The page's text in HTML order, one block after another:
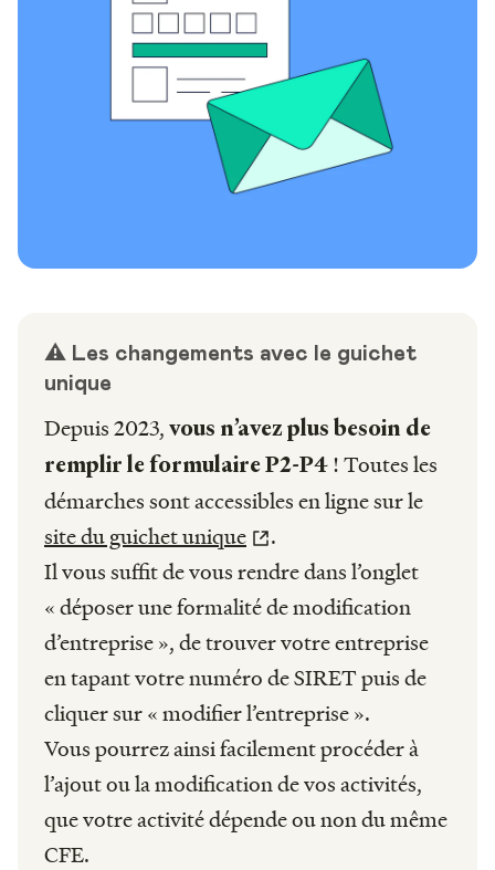
⚠️ Les changements avec le guichet
unique
Depuis 2023, vous n’avez plus besoin de
remplir le formulaire P2-P4 ! Toutes les
démarches sont accessibles en ligne sur le
site du guichet unique
.
Il vous suffit de vous rendre dans l’onglet
« déposer une formalité de modification
d’entreprise », de trouver votre entreprise
en tapant votre numéro de SIRET puis de
cliquer sur « modifier l’entreprise ».
Vous pourrez ainsi facilement procéder à
l’ajout ou la modification de vos activités,
que votre activité dépende ou non du même
CFE.